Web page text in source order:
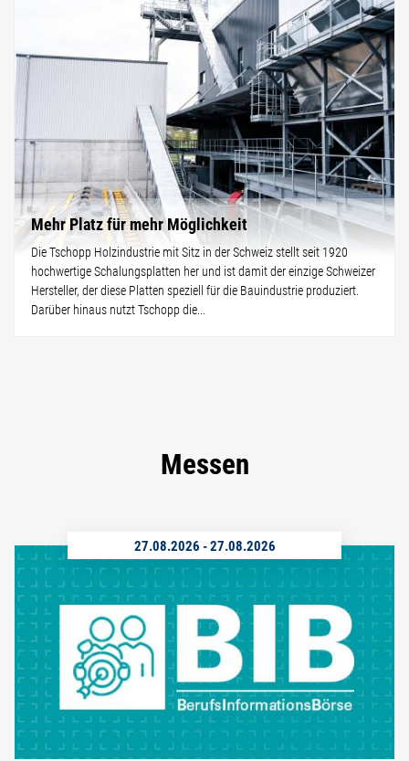
Mehr Platz für mehr Möglichkeit
Die Tschopp Holzindustrie mit Sitz in der Schweiz stellt seit 1920
hochwertige Schalungsplatten her und ist damit der einzige Schweizer
Hersteller, der diese Platten speziell für die Bauindustrie produziert.
Darüber hinaus nutzt Tschopp die...
Messen
27.08.2026 -27.08.2026